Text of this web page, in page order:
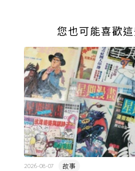
您也可能喜歡
故事
2026-08-07